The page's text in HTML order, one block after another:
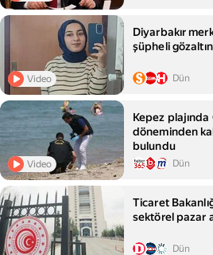
Video
Diyarbakır
şüpheli
Dün
Video
Kepez plajında
döneminden
bulundu
Dün
Ticaret
sektörel pazar
Dün